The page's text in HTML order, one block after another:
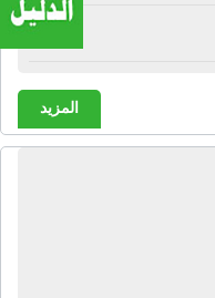
المزيد